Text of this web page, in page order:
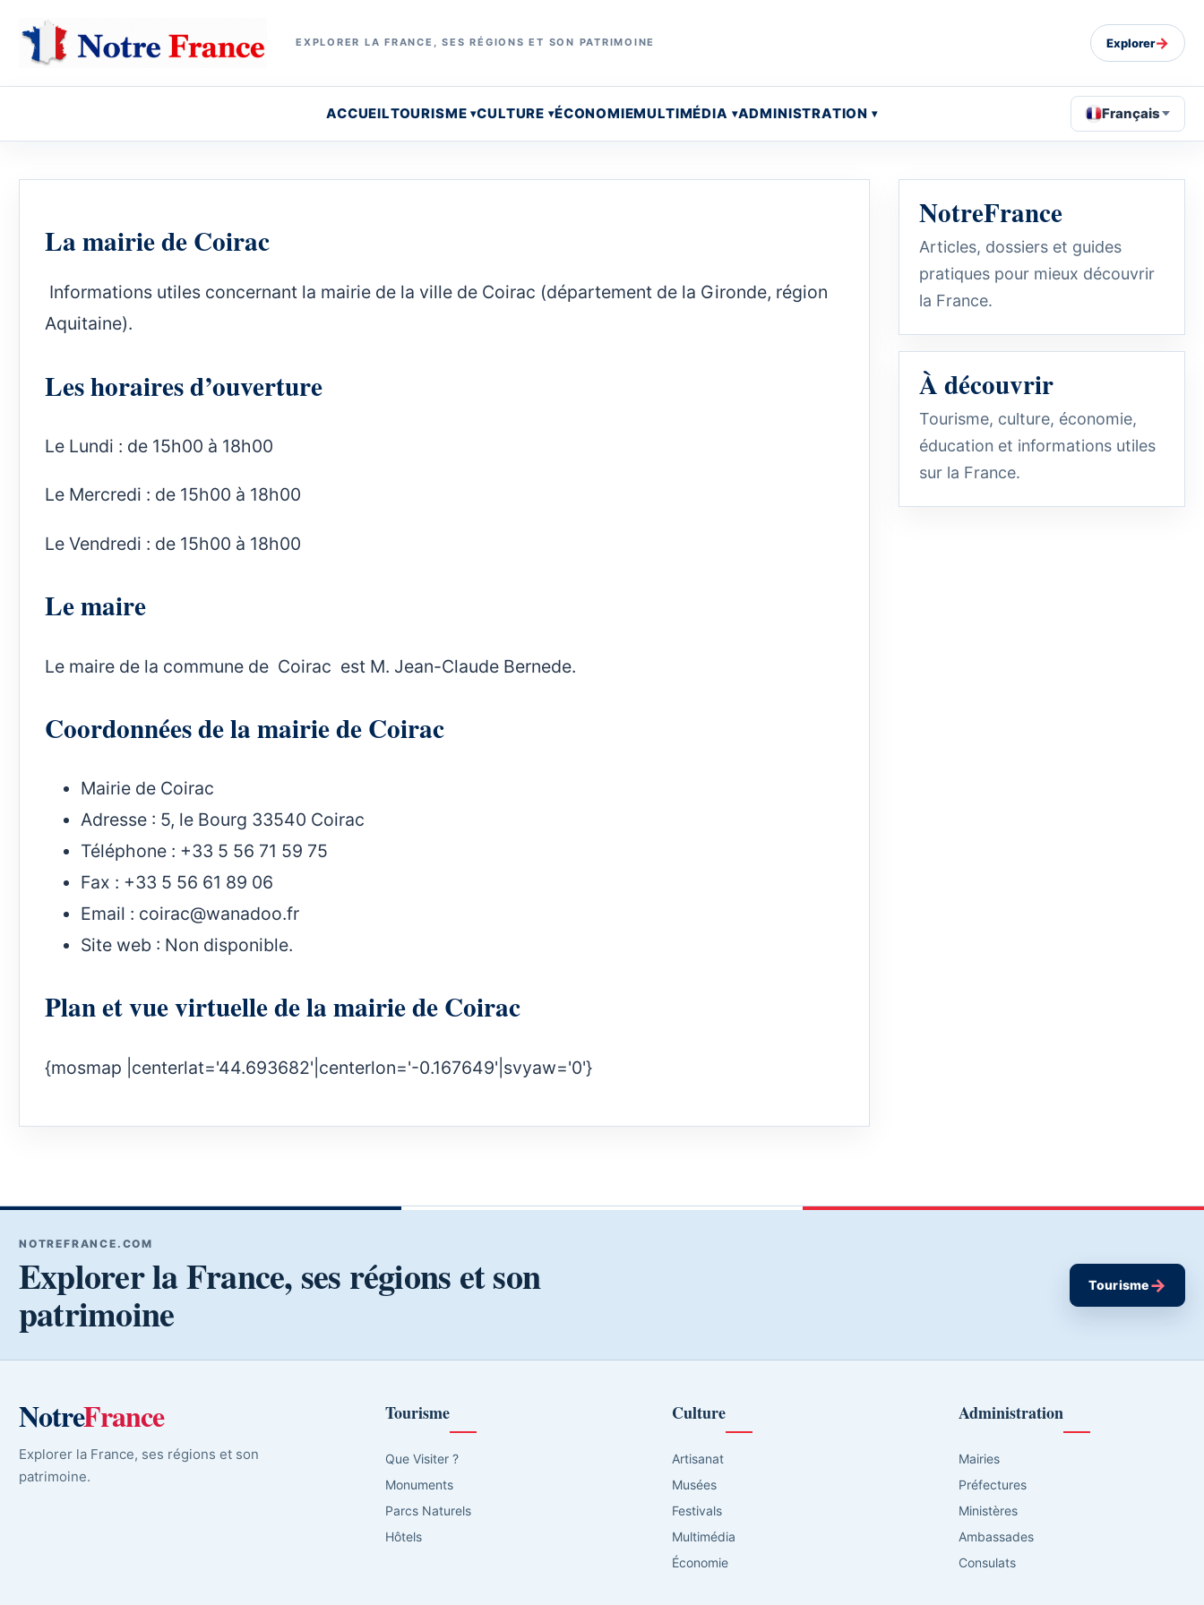
EXPLORER LA FRANCE, SES RÉGIONS ET SON PATRIMOINE Explorer→
ACCUEILTOURISME CULTURE ÉCONOMIEMULTIMÉDIA ADMINISTRATION Français
La mairie de Coirac
Informations utiles concernant la mairie de la ville de Coirac (département de la Gironde, région
Aquitaine).
Les horaires d’ouverture
Le Lundi : de 15h00 à 18h00
Le Mercredi : de 15h00 à 18h00
Le Vendredi : de 15h00 à 18h00
Le maire
Le maire de la commune de Coirac est M. Jean-Claude Bernede.
Coordonnées de la mairie de Coirac
Mairie de Coirac
Adresse : 5, le Bourg 33540 Coirac
Téléphone : +33 5 56 71 59 75
Fax : +33 5 56 61 89 06
Email : coirac@wanadoo.fr
Site web : Non disponible.
Plan et vue virtuelle de la mairie de Coirac
{mosmap |centerlat='44.693682'|centerlon='-0.167649'|svyaw='0'}
NotreFrance
Articles, dossiers et guides
pratiques pour mieux découvrir
la France.
À découvrir
Tourisme, culture, économie,
éducation et informations utiles
sur la France.
NOTREFRANCE.COM
Explorer la France, ses régions et son
patrimoine
Tourisme→
NotreFrance
Explorer la France, ses régions et son
patrimoine.
Tourisme
Que Visiter ?
Monuments
Parcs Naturels
Hôtels
Culture
Artisanat
Musées
Festivals
Multimédia
Économie
Administration
Mairies
Préfectures
Ministères
Ambassades
Consulats